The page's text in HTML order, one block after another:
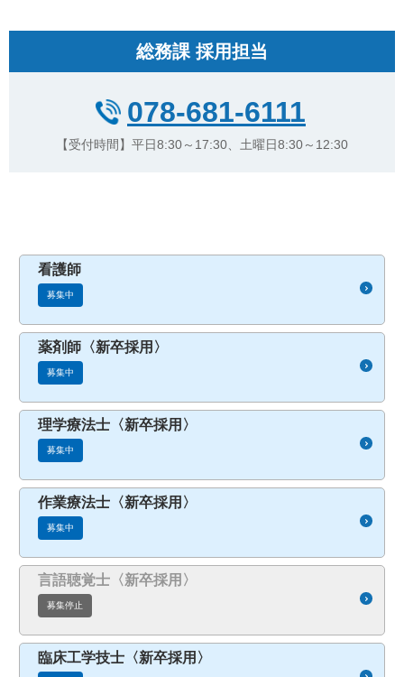
総務課 採用担当
078-681-6111
【受付時間】平日8:30～17:30、土曜日8:30～12:30
看護師
募集中
薬剤師〈新卒採用〉
募集中
理学療法士〈新卒採用〉
募集中
作業療法士〈新卒採用〉
募集中
言語聴覚士〈新卒採用〉
募集停止
臨床工学技士〈新卒採用〉